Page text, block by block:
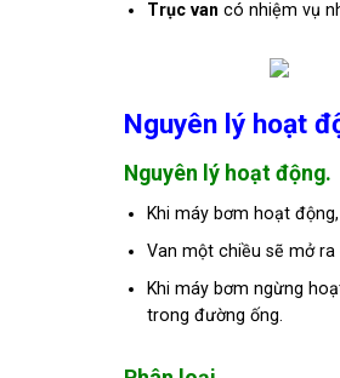
Trục van có nhiệm vụ
Nguyên lý hoạt
Nguyên lý hoạt động.
Khi máy bơm hoạt
Van một chiều sẽ mở
Khi máy bơm ngừng
trong đường ống.